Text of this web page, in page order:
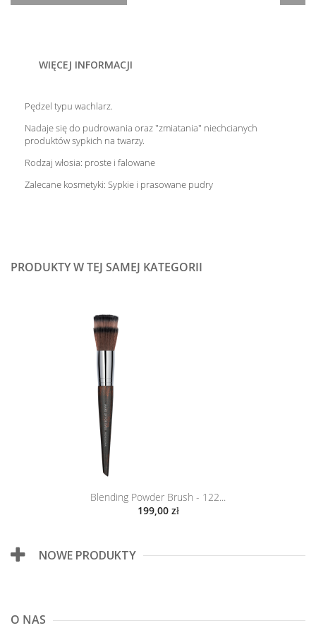
WIĘCEJ INFORMACJI
Pędzel typu wachlarz.
Nadaje się do pudrowania oraz "zmiatania" niechcianych
produktów sypkich na twarzy.
Rodzaj włosia: proste i falowane
Zalecane kosmetyki: Sypkie i prasowane pudry
PRODUKTY W TEJ SAMEJ KATEGORII
Blending Powder Brush - 122...
199,00 zł
NOWE PRODUKTY
O NAS